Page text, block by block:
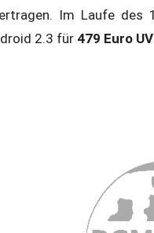
Im Laufe des
2.3 für 479 Euro